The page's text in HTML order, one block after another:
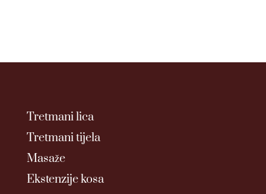
Tretmani lica
Tretmani tijela
Masaže
Ekstenzije kosa